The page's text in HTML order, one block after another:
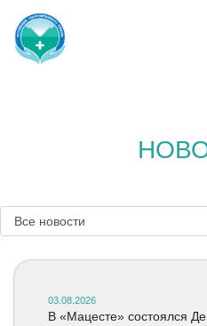
03.08.2026
В «Мацесте» состоялся